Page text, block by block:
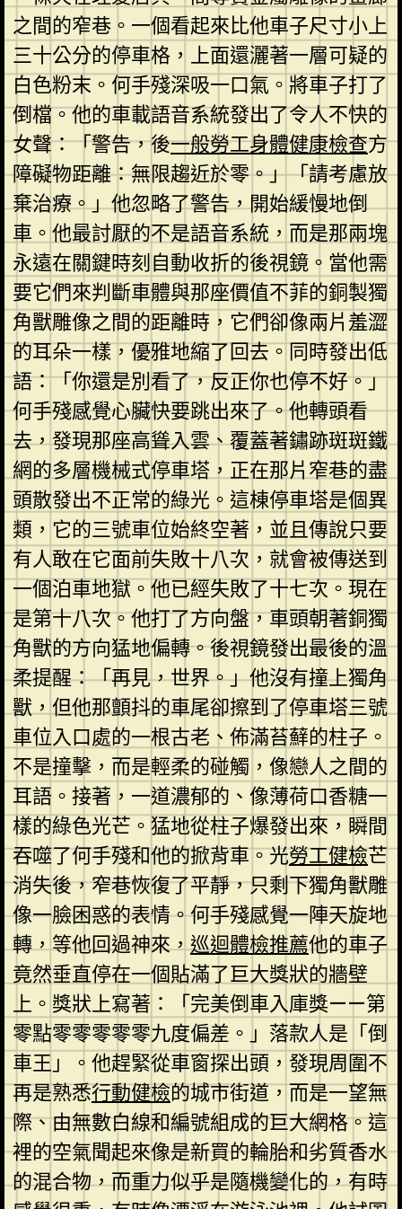
之間的窄巷。一個看起來比他車子尺寸小上
三十公分的停車格，上面還灑著一層可疑的
白色粉末。何手殘深吸一口氣。將車子打了
倒檔。他的車載語音系統發出了令人不快的
女聲：「警告，後一般勞工身體健康檢查方
障礙物距離：無限趨近於零。」「請考慮放
棄治療。」他忽略了警告，開始緩慢地倒
車。他最討厭的不是語音系統，而是那兩塊
永遠在關鍵時刻自動收折的後視鏡。當他需
要它們來判斷車體與那座價值不菲的銅製獨
角獸雕像之間的距離時，它們卻像兩片羞澀
的耳朵一樣，優雅地縮了回去。同時發出低
語：「你還是別看了，反正你也停不好。」
何手殘感覺心臟快要跳出來了。他轉頭看
去，發現那座高聳入雲、覆蓋著鏽跡斑斑鐵
網的多層機械式停車塔，正在那片窄巷的盡
頭散發出不正常的綠光。這棟停車塔是個異
類，它的三號車位始終空著，並且傳說只要
有人敢在它面前失敗十八次，就會被傳送到
一個泊車地獄。他已經失敗了十七次。現在
是第十八次。他打了方向盤，車頭朝著銅獨
角獸的方向猛地偏轉。後視鏡發出最後的溫
柔提醒：「再見，世界。」他沒有撞上獨角
獸，但他那顫抖的車尾卻擦到了停車塔三號
車位入口處的一根古老、佈滿苔蘚的柱子。
不是撞擊，而是輕柔的碰觸，像戀人之間的
耳語。接著，一道濃郁的、像薄荷口香糖一
樣的綠色光芒。猛地從柱子爆發出來，瞬間
吞噬了何手殘和他的掀背車。光勞工健檢芒
消失後，窄巷恢復了平靜，只剩下獨角獸雕
像一臉困惑的表情。何手殘感覺一陣天旋地
轉，等他回過神來，巡迴體檢推薦他的車子
竟然垂直停在一個貼滿了巨大獎狀的牆壁
上。獎狀上寫著：「完美倒車入庫獎——第
零點零零零零零九度偏差。」落款人是「倒
車王」。他趕緊從車窗探出頭，發現周圍不
再是熟悉行動健檢的城市街道，而是一望無
際、由無數白線和編號組成的巨大網格。這
裡的空氣聞起來像是新買的輪胎和劣質香水
的混合物，而重力似乎是隨機變化的，有時